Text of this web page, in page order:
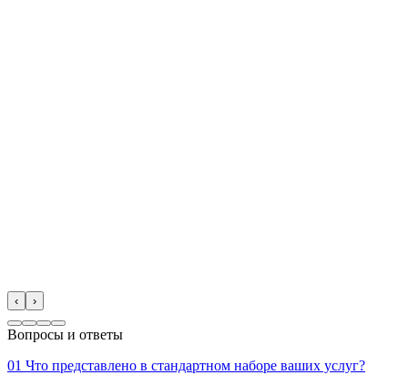
‹ ›
Вопросы и ответы
01 Что представлено в стандартном наборе ваших услуг?